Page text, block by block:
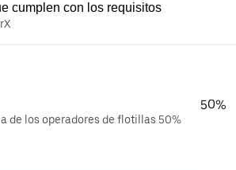
cumplen con los requisitos
de los operadores de flotillas 50%
50%